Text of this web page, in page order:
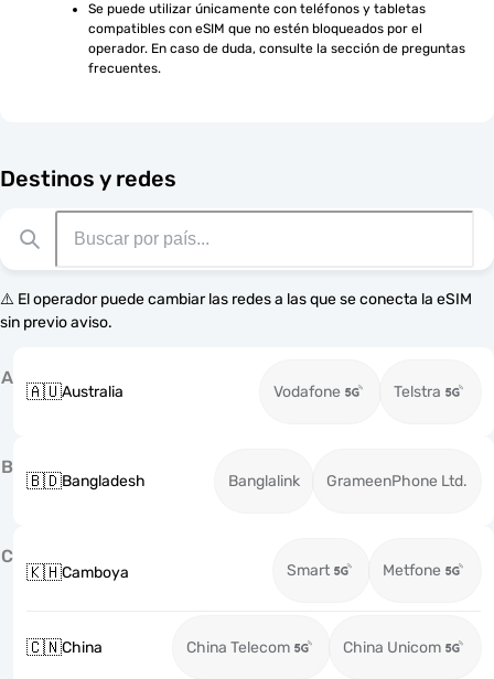
Se puede utilizar únicamente con teléfonos y tabletas
compatibles con eSIM que no estén bloqueados por el
operador. En caso de duda, consulte la sección de preguntas
frecuentes.
Destinos y redes
⚠️ El operador puede cambiar las redes a las que se conecta la eSIM
sin previo aviso.
A
🇦🇺Australia Vodafone Telstra
B
🇧🇩Bangladesh Banglalink GrameenPhone Ltd.
C
🇰🇭Camboya Smart Metfone
🇨🇳China China Telecom China Unicom